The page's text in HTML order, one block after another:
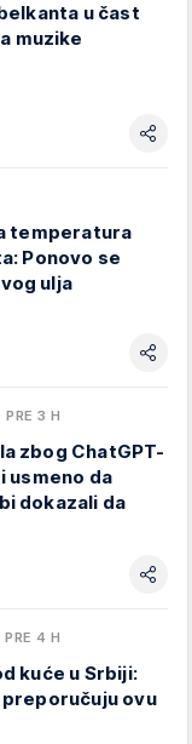
u čast
muzike
temperatura
Ponovo se
ulja
PRE 3 H
zbog ChatGPT-
usmeno da
dokazali da
PRE 4 H
kuće u Srbiji:
ovu